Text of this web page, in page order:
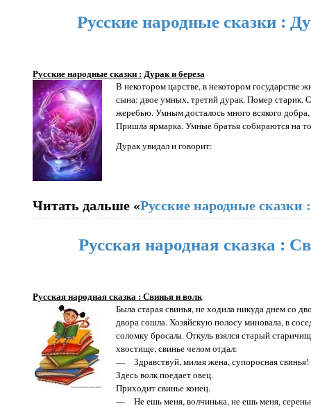
Русские народные сказки :
Русские народные сказки : Дурак и береза
В некотором царстве, в некотором государстве
сына: двое умных, третий дурак. Помер старик.
жеребью. Умным досталось много всякого
Пришла ярмарка. Умные братья собираются на
Дурак увидал и говорит:
Читать дальше «Русские народные
Русская народная сказка :
Русская народная сказка : Свинья и волк
Была старая свинья, не ходила никуда днем со
двора сошла. Хозяйскую полосу миновала, в
соломку бросала. Откуль взялся старый
хвостище, свинье челом отдал:
— Здравствуй, милая жена, супоросная свинья!
Здесь волк поедает овец.
Приходит свинье конец.
— Не ешь меня, волчинька, не ешь меня,